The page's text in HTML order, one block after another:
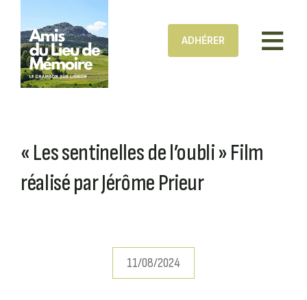
ADHÉRER
« Les sentinelles de l’oubli » Film
réalisé par Jérôme Prieur
11/08/2024